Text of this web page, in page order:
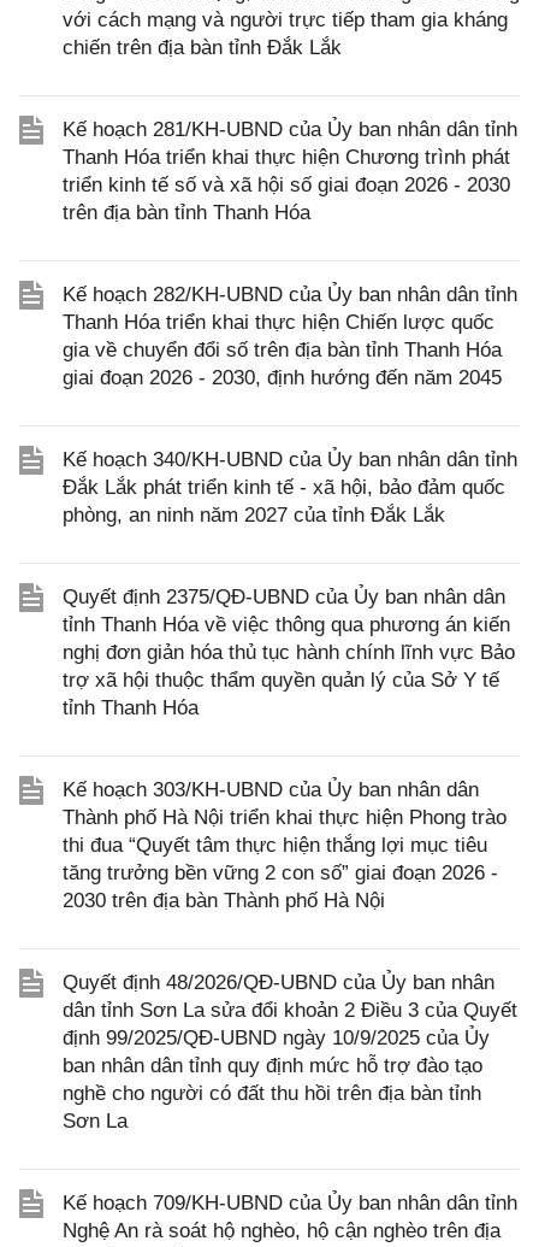
với cách mạng và người trực tiếp tham gia kháng
chiến trên địa bàn tỉnh Đắk Lắk
Kế hoạch 281/KH-UBND của Ủy ban nhân dân tỉnh
Thanh Hóa triển khai thực hiện Chương trình phát
triển kinh tế số và xã hội số giai đoạn 2026 - 2030
trên địa bàn tỉnh Thanh Hóa
Kế hoạch 282/KH-UBND của Ủy ban nhân dân tỉnh
Thanh Hóa triển khai thực hiện Chiến lược quốc
gia về chuyển đổi số trên địa bàn tỉnh Thanh Hóa
giai đoạn 2026 - 2030, định hướng đến năm 2045
Kế hoạch 340/KH-UBND của Ủy ban nhân dân tỉnh
Đắk Lắk phát triển kinh tế - xã hội, bảo đảm quốc
phòng, an ninh năm 2027 của tỉnh Đắk Lắk
Quyết định 2375/QĐ-UBND của Ủy ban nhân dân
tỉnh Thanh Hóa về việc thông qua phương án kiến
nghị đơn giản hóa thủ tục hành chính lĩnh vực Bảo
trợ xã hội thuộc thẩm quyền quản lý của Sở Y tế
tỉnh Thanh Hóa
Kế hoạch 303/KH-UBND của Ủy ban nhân dân
Thành phố Hà Nội triển khai thực hiện Phong trào
thi đua “Quyết tâm thực hiện thắng lợi mục tiêu
tăng trưởng bền vững 2 con số” giai đoạn 2026 -
2030 trên địa bàn Thành phố Hà Nội
Quyết định 48/2026/QĐ-UBND của Ủy ban nhân
dân tỉnh Sơn La sửa đổi khoản 2 Điều 3 của Quyết
định 99/2025/QĐ-UBND ngày 10/9/2025 của Ủy
ban nhân dân tỉnh quy định mức hỗ trợ đào tạo
nghề cho người có đất thu hồi trên địa bàn tỉnh
Sơn La
Kế hoạch 709/KH-UBND của Ủy ban nhân dân tỉnh
Nghệ An rà soát hộ nghèo, hộ cận nghèo trên địa